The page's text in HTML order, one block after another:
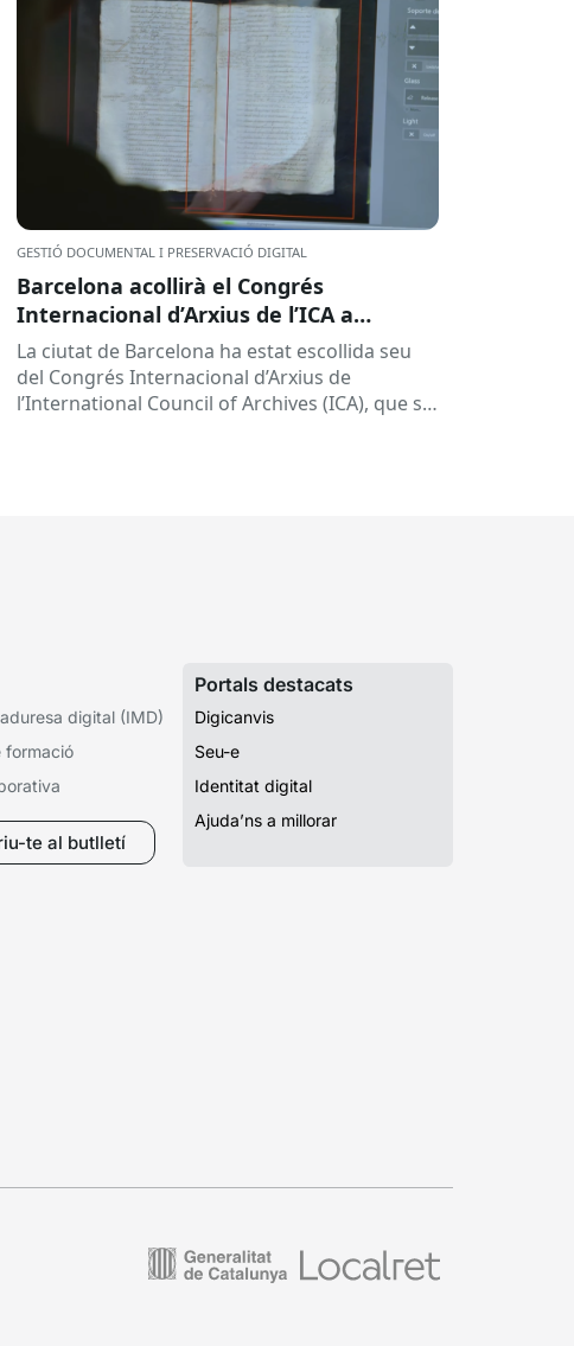
GESTIÓ DOCUMENTAL I PRESERVACIÓ DIGITAL
Barcelona acollirà el Congrés
Internacional d’Arxius de l’ICA a
l’octubre
La ciutat de Barcelona ha estat escollida seu
del Congrés Internacional d’Arxius de
l’International Council of Archives (ICA), que se
digital (IMD)
formació
te al butlletí
Portals destacats
Digicanvis
Seu-e
Identitat digital
Ajuda’ns a millorar